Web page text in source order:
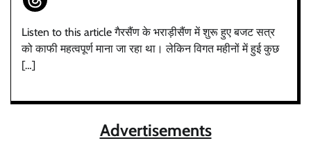
Listen to this article गैरसैंण के भराड़ीसैंण में शुरू हुए बजट सत्र
को काफी महत्वपूर्ण माना जा रहा था। लेकिन विगत महीनों में हुई कुछ
[…]
Advertisements